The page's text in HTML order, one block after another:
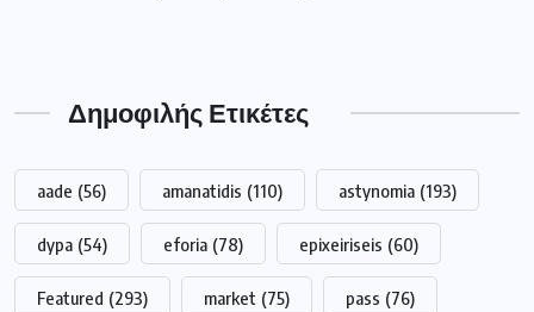
Δημοφιλής Ετικέτες
aade (56) amanatidis (110) astynomia (193)
dypa (54) eforia (78) epixeiriseis (60)
Featured (293) market (75) pass (76)